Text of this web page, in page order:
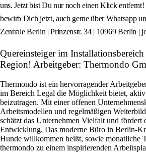
uns. Jetzt bist Du nur noch einen Klick
bewirb Dich jetzt, auch gerne über Whatsapp
Zentrale Berlin | Prinzenstr. 34 | 10969 Berlin |
Quereinsteiger im
Region! Arbeitgeber: Thermondo
Thermondo ist ein hervorragender
im Bereich Legal die Möglichkeit bietet,
beizutragen. Mit einer offenen
Arbeitsmodellen und regelmäßigen
schätzt das Unternehmen Vielfalt und fördert
Entwicklung. Das moderne Büro in Berlin-
Hunde willkommen heißt, sowie monatliche
thermondo zu einem inspirierenden